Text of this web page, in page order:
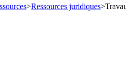
>Ressources juridiques>